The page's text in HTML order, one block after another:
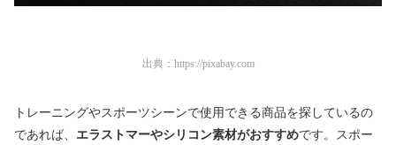
出典： https://pixabay.com
トレーニングやスポーツシーンで使用できる商品を探しているの
であれば、 エラストマーやシリコン素材がおすすめです。スポー